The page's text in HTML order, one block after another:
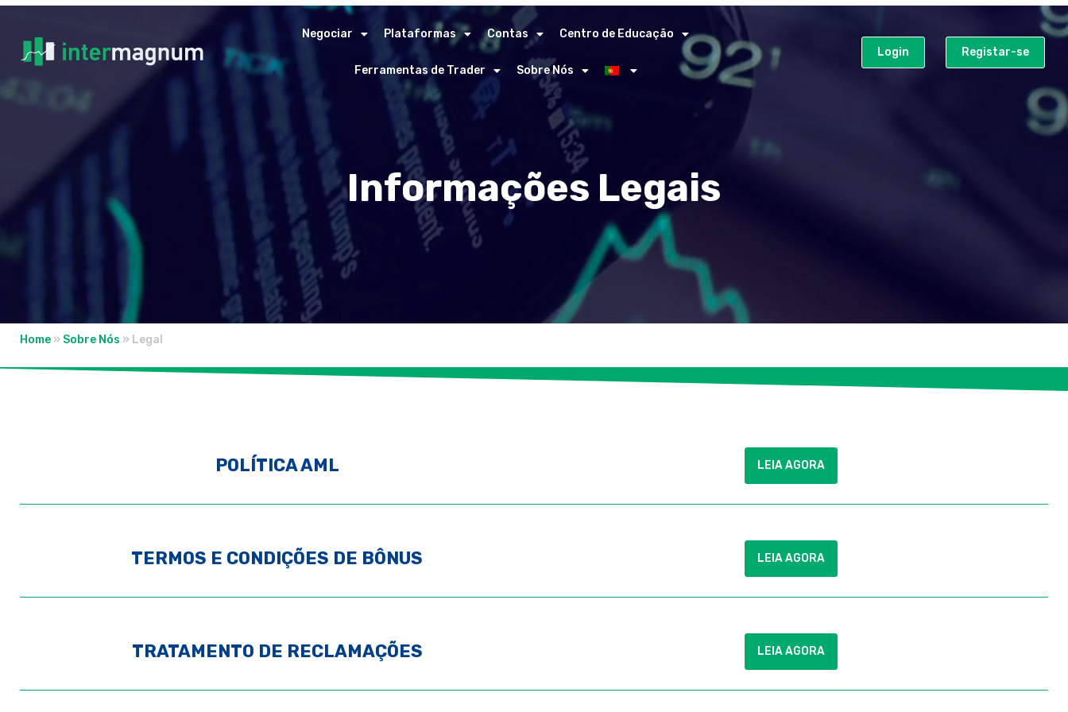
Negociar Plataformas Contas Centro de Educação
Ferramentas de Trader Sobre Nós
Login Registar-se
Informações Legais
Home » Sobre Nós » Legal
POLÍTICA AML LEIA AGORA
TERMOS E CONDIÇÕES DE BÔNUS LEIA AGORA
TRATAMENTO DE RECLAMAÇÕES LEIA AGORA